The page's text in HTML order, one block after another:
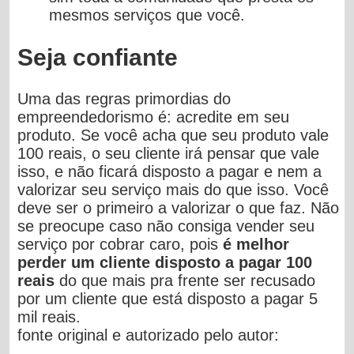
mesmos serviços que você.
Seja confiante
Uma das regras primordias do
empreendedorismo é: acredite em seu
produto. Se você acha que seu produto vale
100 reais, o seu cliente irá pensar que vale
isso, e não ficará disposto a pagar e nem a
valorizar seu serviço mais do que isso. Você
deve ser o primeiro a valorizar o que faz. Não
se preocupe caso não consiga vender seu
serviço por cobrar caro, poisé melhor
perder um cliente disposto a pagar 100
reais do que mais pra frente ser recusado
por um cliente que está disposto a pagar 5
mil reais.
fonte original e autorizado pelo autor: